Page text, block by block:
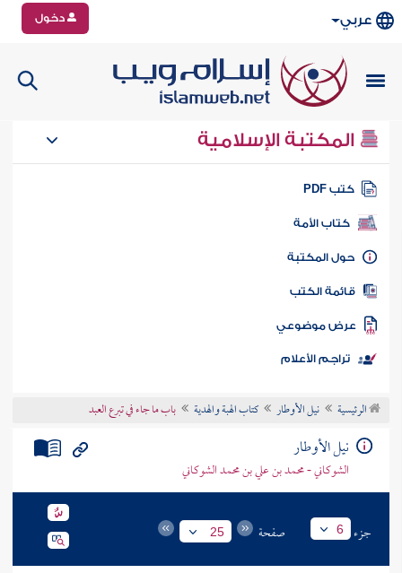
عربي دخول
المكتبة الإسلامية
كتب PDF
كتاب الأمة
المكتبة
الكتب
موضوعي
تراجم الأعلام
الرئيسية نيل الأوطار كتاب الهبة والهدية باب ما جاء في تبرع العبد
نيل الأوطار
الشوكاني - محمد بن علي بن محمد الشوكاني
جزء 6 صفحة 25